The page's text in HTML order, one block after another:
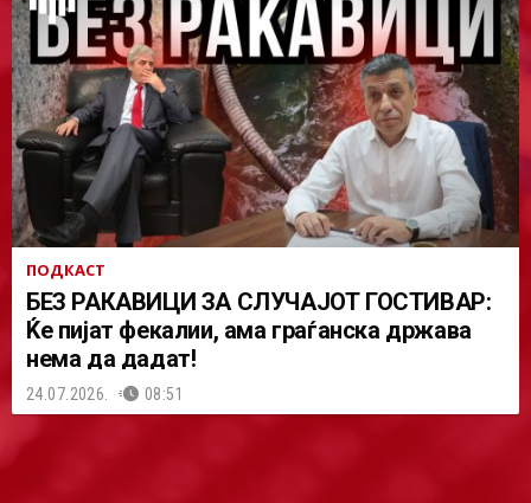
ПОДКАСТ
БЕЗ РАКАВИЦИ ЗА СЛУЧАЈОТ ГОСТИВАР:
Ќе пијат фекалии, ама граѓанска држава
нема да дадат!
24.07.2026. 08:51